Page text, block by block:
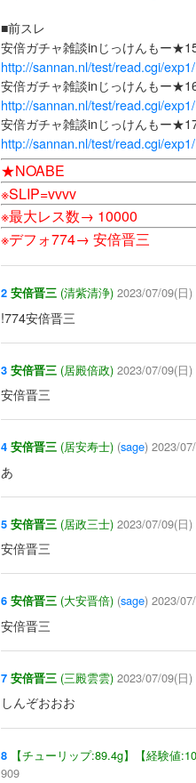
■前スレ
安倍ガチャ雑談inじっけんもー
http://sannan.nl/test/read.cgi/
安倍ガチャ雑談inじっけんもー
http://sannan.nl/test/read.cgi/
安倍ガチャ雑談inじっけんもー
http://sannan.nl/test/read.cgi/
★NOABE
※SLIP=vvvv
※最大レス数→ 10000
※デフォ774→ 安倍晋三
2 安倍晋三 (清紫清浄) 2023/07/09(日
!774安倍晋三
3 安倍晋三 (居殿倍政) 2023/07/09(日
安倍晋三
4 安倍晋三 (居安寿士) (sage) 2023/
あ
5 安倍晋三 (居政三士) 2023/07/09(日
安倍晋三
6 安倍晋三 (大安晋倍) (sage) 2023/
安倍晋三
7 安倍晋三 (三殿雲雲) 2023/07/09(日
しんぞおおお
8 【チューリップ:89.4g】 【経験値
909